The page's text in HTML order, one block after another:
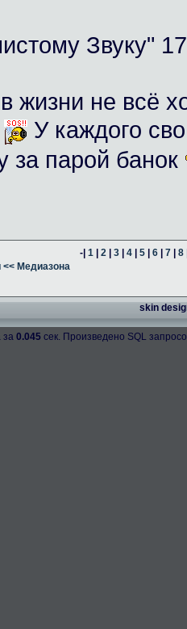
Звуку"
в жизни не всё
У каждого
за парой банок
-|1 |2 |3 |4 |5 |6 |7 |8
<< Медиазона
skin
за 0.045 сек. Произведено SQL